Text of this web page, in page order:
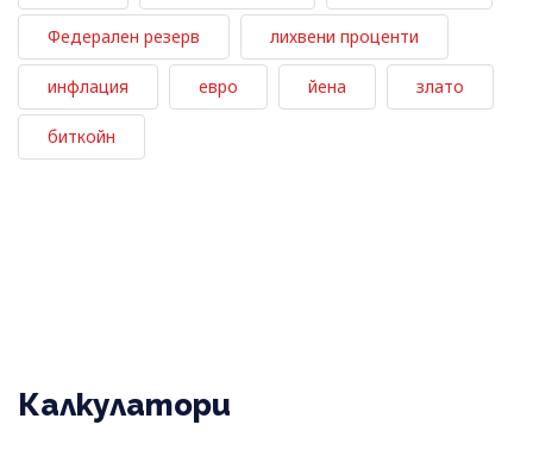
Федерален резерв лихвени проценти
инфлация евро йена злато
биткойн
Калкулатори